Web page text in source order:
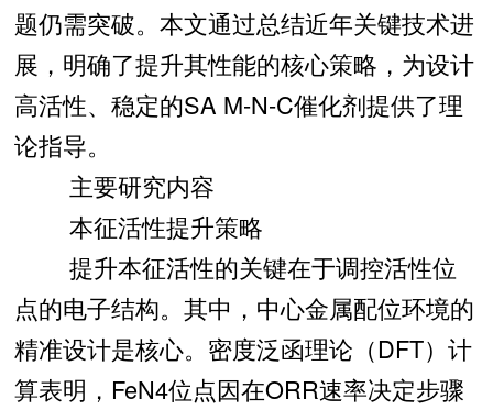
题仍需突破。本文通过总结近年关键技术进
展，明确了提升其性能的核心策略，为设计
高活性、稳定的SA M-N-C催化剂提供了理
论指导。
主要研究内容
本征活性提升策略
提升本征活性的关键在于调控活性位
点的电子结构。其中，中心金属配位环境的
精准设计是核心。密度泛函理论（DFT）计
算表明，FeN4位点因在ORR速率决定步骤